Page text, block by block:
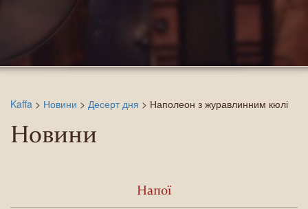
Kaffa > Новини > Десерт дня > Наполеон з журавлинним кюлі
Новини
Напої